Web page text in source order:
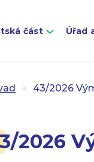
část Úřad
43/2026
2026